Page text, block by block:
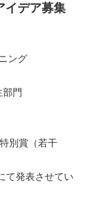
イデア募集
ング
部門
別賞（若干
て発表させてい